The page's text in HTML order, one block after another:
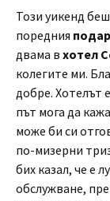
Този уикенд
поредния
двама в хотел
колегите ми.
добре. Хотелът
път мога да
може би си
по-мизерни
бих казал, че е
обслужване,